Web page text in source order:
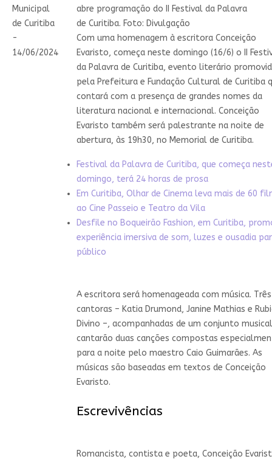
Municipal
de Curitiba
-
14/06/2024
abre programação do II Festival da Palavra
de Curitiba. Foto: Divulgação
Com uma homenagem à escritora Conceição
Evaristo, começa neste domingo (16/6) o II
da Palavra de Curitiba, evento literário
pela Prefeitura e Fundação Cultural de Curitiba
contará com a presença de grandes nomes da
literatura nacional e internacional. Conceição
Evaristo também será palestrante na noite de
abertura, às 19h30, no Memorial de Curitiba.
Festival da Palavra de Curitiba, que começa
domingo, terá 24 horas de prosa
Em Curitiba, Olhar de Cinema leva mais de 60
ao Cine Passeio e Teatro da Vila
Desfile no Boqueirão Fashion, em Curitiba,
experiência imersiva de som, luzes e ousadia
público
A escritora será homenageada com música. Três
cantoras – Katia Drumond, Janine Mathias e
Divino –, acompanhadas de um conjunto
cantarão duas canções compostas
para a noite pelo maestro Caio Guimarães. As
músicas são baseadas em textos de Conceição
Evaristo.
Escrevivências
Romancista, contista e poeta, Conceição